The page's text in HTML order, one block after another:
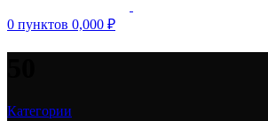
0 пунктов 0,000 ₽
Категории